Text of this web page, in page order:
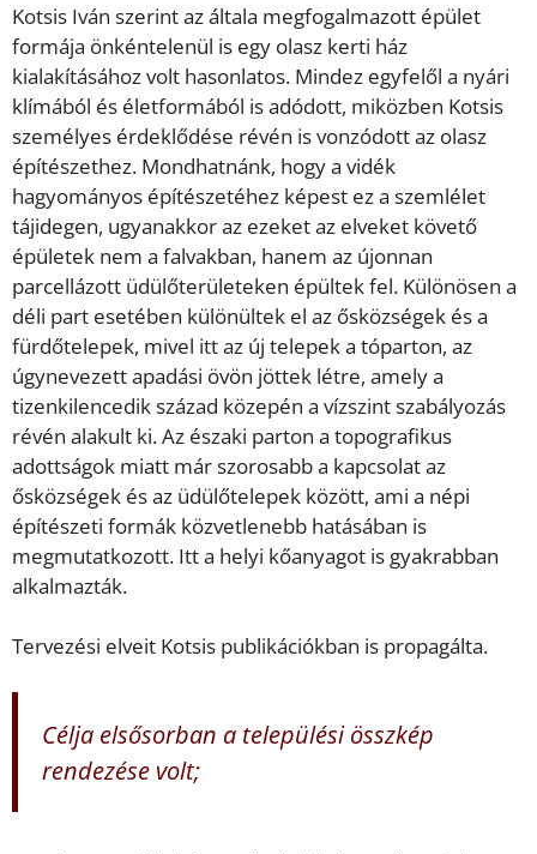
Kotsis Iván szerint az általa megfogalmazott épület
formája önkéntelenül is egy olasz kerti ház
kialakításához volt hasonlatos. Mindez egyfelől a nyári
klímából és életformából is adódott, miközben Kotsis
személyes érdeklődése révén is vonzódott az olasz
építészethez. Mondhatnánk, hogy a vidék
hagyományos építészetéhez képest ez a szemlélet
tájidegen, ugyanakkor az ezeket az elveket követő
épületek nem a falvakban, hanem az újonnan
parcellázott üdülőterületeken épültek fel. Különösen a
déli part esetében különültek el az ősközségek és a
fürdőtelepek, mivel itt az új telepek a tóparton, az
úgynevezett apadási övön jöttek létre, amely a
tizenkilencedik század közepén a vízszint szabályozás
révén alakult ki. Az északi parton a topografikus
adottságok miatt már szorosabb a kapcsolat az
ősközségek és az üdülőtelepek között, ami a népi
építészeti formák közvetlenebb hatásában is
megmutatkozott. Itt a helyi kőanyagot is gyakrabban
alkalmazták.
Tervezési elveit Kotsis publikációkban is propagálta.
Célja elsősorban a települési összkép
rendezése volt;